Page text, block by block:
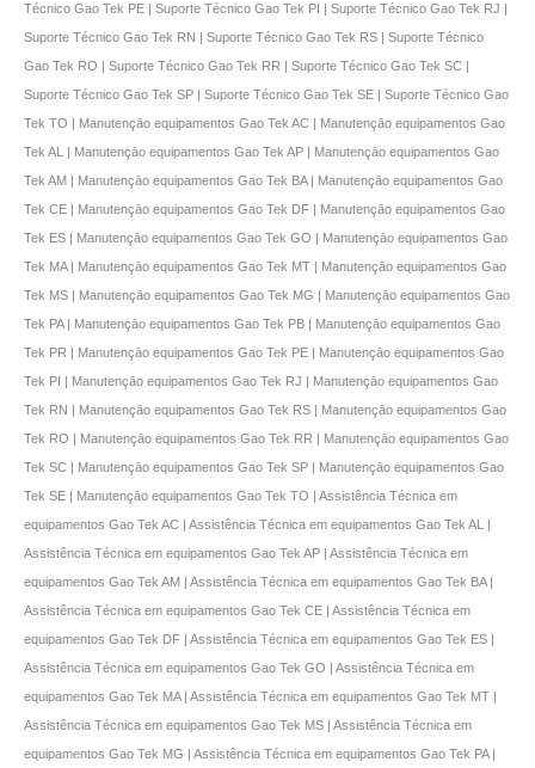
Técnico Gao Tek PE | Suporte Técnico Gao Tek PI | Suporte Técnico Gao Tek RJ |
Suporte Técnico Gao Tek RN | Suporte Técnico Gao Tek RS | Suporte Técnico
Gao Tek RO | Suporte Técnico Gao Tek RR | Suporte Técnico Gao Tek SC |
Suporte Técnico Gao Tek SP | Suporte Técnico Gao Tek SE | Suporte Técnico Gao
Tek TO | Manutençāo equipamentos Gao Tek AC | Manutençāo equipamentos Gao
Tek AL | Manutençāo equipamentos Gao Tek AP | Manutençāo equipamentos Gao
Tek AM | Manutençāo equipamentos Gao Tek BA | Manutençāo equipamentos Gao
Tek CE | Manutençāo equipamentos Gao Tek DF | Manutençāo equipamentos Gao
Tek ES | Manutençāo equipamentos Gao Tek GO | Manutençāo equipamentos Gao
Tek MA | Manutençāo equipamentos Gao Tek MT | Manutençāo equipamentos Gao
Tek MS | Manutençāo equipamentos Gao Tek MG | Manutençāo equipamentos Gao
Tek PA | Manutençāo equipamentos Gao Tek PB | Manutençāo equipamentos Gao
Tek PR | Manutençāo equipamentos Gao Tek PE | Manutençāo equipamentos Gao
Tek PI | Manutençāo equipamentos Gao Tek RJ | Manutençāo equipamentos Gao
Tek RN | Manutençāo equipamentos Gao Tek RS | Manutençāo equipamentos Gao
Tek RO | Manutençāo equipamentos Gao Tek RR | Manutençāo equipamentos Gao
Tek SC | Manutençāo equipamentos Gao Tek SP | Manutençāo equipamentos Gao
Tek SE | Manutençāo equipamentos Gao Tek TO | Assistência Técnica em
equipamentos Gao Tek AC | Assistência Técnica em equipamentos Gao Tek AL |
Assistência Técnica em equipamentos Gao Tek AP | Assistência Técnica em
equipamentos Gao Tek AM | Assistência Técnica em equipamentos Gao Tek BA |
Assistência Técnica em equipamentos Gao Tek CE | Assistência Técnica em
equipamentos Gao Tek DF | Assistência Técnica em equipamentos Gao Tek ES |
Assistência Técnica em equipamentos Gao Tek GO | Assistência Técnica em
equipamentos Gao Tek MA | Assistência Técnica em equipamentos Gao Tek MT |
Assistência Técnica em equipamentos Gao Tek MS | Assistência Técnica em
equipamentos Gao Tek MG | Assistência Técnica em equipamentos Gao Tek PA |